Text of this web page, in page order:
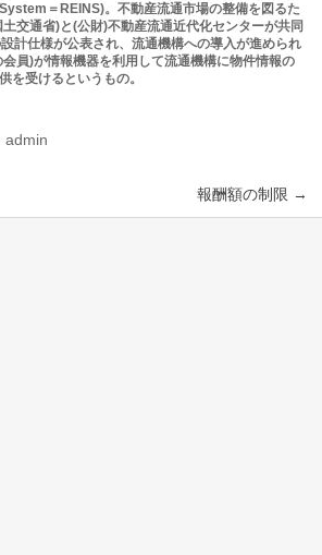
＝REINS)。不動産流通市場の整備を図るた
交通省)と(公財)不動産流通近代化センターが共同
計仕様が公表され、流通機構への導入が進められ
員)が情報機器を利用して流通機構に物件情報の
を受けるというもの。
admin
報酬額の制限 →